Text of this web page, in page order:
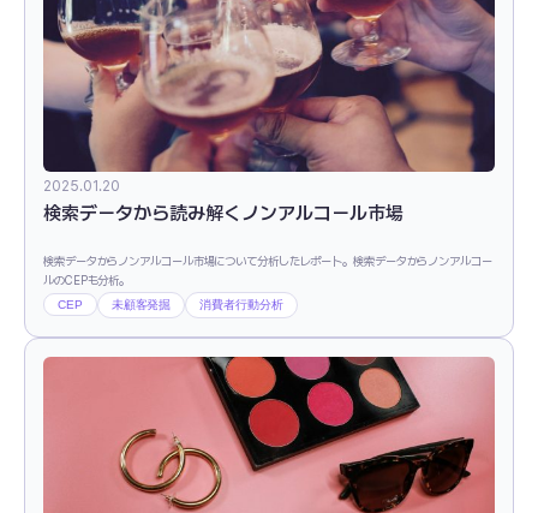
2025.01.20
検索データから読み解くノンアルコール市場
検索データからノンアルコール市場について分析したレポート。検索データからノンアルコー
ルのCEPも分析。
CEP 未顧客発掘 消費者行動分析